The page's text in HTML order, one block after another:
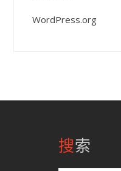
WordPress.org
搜索